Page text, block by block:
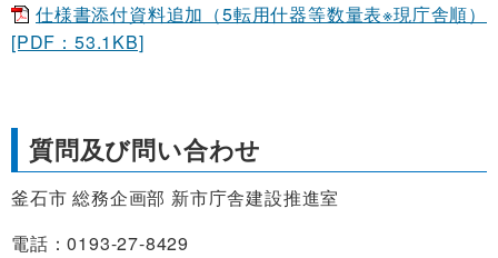
仕様書添付資料追加（5転用什器等数量表※現庁舎順）
[PDF：53.1KB]
質問及び問い合わせ
釜石市 総務企画部 新市庁舎建設推進室
電話：0193-27-8429